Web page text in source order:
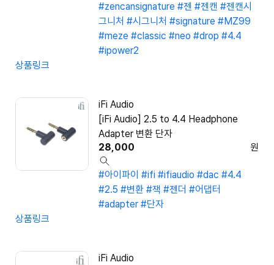
#zencansignature #젠 #젠캔 #젠캔시
그니처 #시그니처 #signature #MZ99
#meze #classic #neo #drop #4.4
#ipower2
상품링크
iFi Audio
[iFi Audio] 2.5 to 4.4 Headphone
Adapter 변환 단자
28,000
원
#아이파이 #ifi #ifiaudio #dac #4.4
#2.5 #변환 #잭 #젠더 #어댑터
#adapter #단자
상품링크
iFi Audio